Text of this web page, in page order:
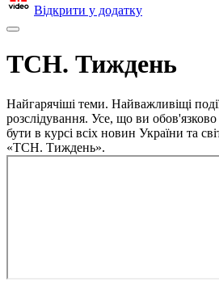
Відкрити у додатку
ТСН. Тиждень
Найгарячіші теми. Найважливіщі
розслідування. Усе, що ви
бути в курсі всіх новин України та
«ТСН. Тиждень».